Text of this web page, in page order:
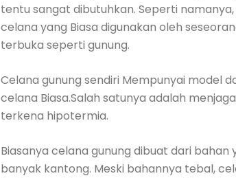
tentu sangat dibutuhkan. Seperti
celana yang Biasa digunakan oleh
terbuka seperti gunung.
Celana gunung sendiri Mempunyai model
celana Biasa.Salah satunya adalah
terkena hipotermia.
Biasanya celana gunung dibuat dari
banyak kantong. Meski bahannya tebal,